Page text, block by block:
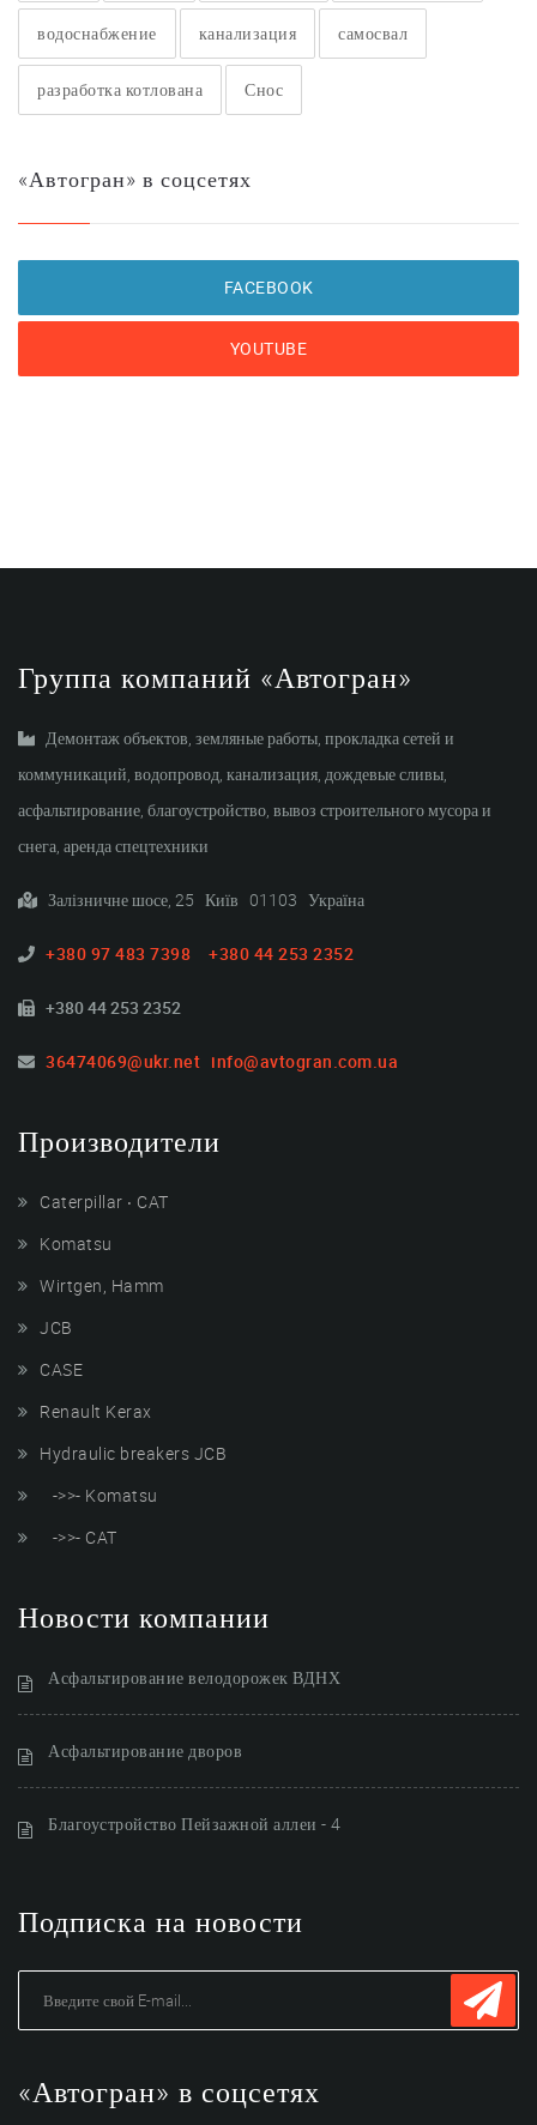
водоснабжение канализация самосвал
разработка котлована Снос
«Автогран» в соцсетях
FACEBOOK
YOUTUBE
Группа компаний «Автогран»
Демонтаж объектов, земляные работы, прокладка сетей и
коммуникаций, водопровод, канализация, дождевые сливы,
асфальтирование, благоустройство, вывоз строительного мусора и
снега, аренда спецтехники
Залізничне шосе, 25 Київ 01103 Україна
+380 97 483 7398 +380 44 253 2352
+380 44 253 2352
36474069@ukr.net info@avtogran.com.ua
Производители
Caterpillar ‧ CAT
Komatsu
Wirtgen, Hamm
JCB
CASE
Renault Kerax
Hydraulic breakers JCB
->>- Komatsu
->>- CAT
Новости компании
Асфальтирование велодорожек ВДНХ
Асфальтирование дворов
Благоустройство Пейзажной аллеи - 4
Подписка на новости
«Автогран» в соцсетях